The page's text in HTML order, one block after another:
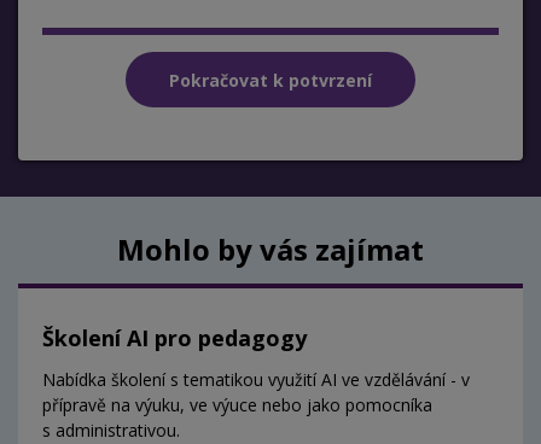
Mohlo by vás zajímat
Školení AI pro pedagogy
Nabídka školení s tematikou využití AI ve vzdělávání - v
přípravě na výuku, ve výuce nebo jako pomocníka
s administrativou.